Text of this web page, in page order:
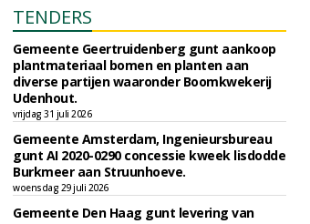
TENDERS
Gemeente Geertruidenberg gunt aankoop
plantmateriaal bomen en planten aan
diverse partijen waaronder Boomkwekerij
Udenhout.
vrijdag 31 juli 2026
Gemeente Amsterdam, Ingenieursbureau
gunt AI 2020-0290 concessie kweek lisdodde
Burkmeer aan Struunhoeve.
woensdag 29 juli 2026
Gemeente Den Haag gunt levering van